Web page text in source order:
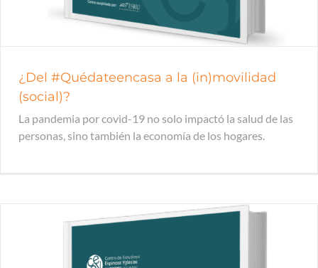
¿Del #Quédateencasa a la (in)movilidad
(social)?
La pandemia por covid-19 no solo impactó la salud de las
personas, sino también la economía de los hogares.